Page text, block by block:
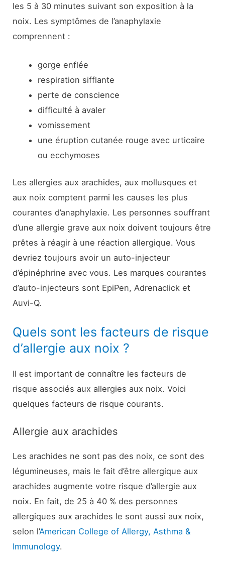
les 5 à 30 minutes suivant son exposition à la
noix. Les symptômes de l’anaphylaxie
comprennent :
gorge enflée
respiration sifflante
perte de conscience
difficulté à avaler
vomissement
une éruption cutanée rouge avec urticaire
ou ecchymoses
Les allergies aux arachides, aux mollusques et
aux noix comptent parmi les causes les plus
courantes d’anaphylaxie. Les personnes souffrant
d’une allergie grave aux noix doivent toujours être
prêtes à réagir à une réaction allergique. Vous
devriez toujours avoir un auto-injecteur
d’épinéphrine avec vous. Les marques courantes
d’auto-injecteurs sont EpiPen, Adrenaclick et
Auvi-Q.
Quels sont les facteurs de risque
d’allergie aux noix ?
Il est important de connaître les facteurs de
risque associés aux allergies aux noix. Voici
quelques facteurs de risque courants.
Allergie aux arachides
Les arachides ne sont pas des noix, ce sont des
légumineuses, mais le fait d’être allergique aux
arachides augmente votre risque d’allergie aux
noix. En fait, de 25 à 40 % des personnes
allergiques aux arachides le sont aussi aux noix,
selon l’American College of Allergy, Asthma &
Immunology.